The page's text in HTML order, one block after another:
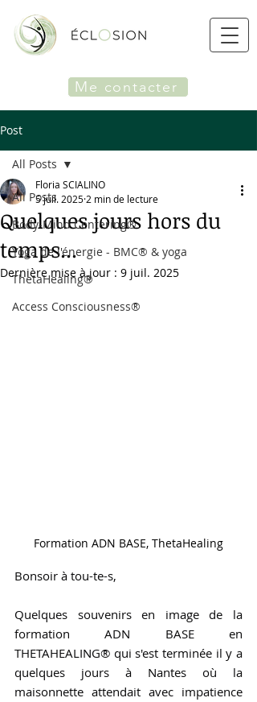
Me contacter
Post
All Posts
Body-Mind Centering®
Yoga de l'énergie - BMC® & yoga
ThetaHealing®
Access Consciousness®
All Posts
Quelques jours hors du
temps...
Floria SCIALINO
5 juil. 2025 2 min de lecture
Dernière mise à jour : 9 juil. 2025
Formation ADN BASE, ThetaHealing
Bonsoir à tou-te-s,
Quelques souvenirs en image de la
formation ADN BASE en
THETAHEALING® qui s'est terminée il y a
quelques jours à Nantes où la
maisonnette attendait avec impatience